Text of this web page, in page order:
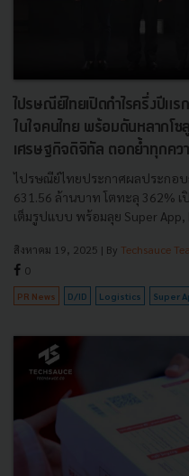
ไปรษณีย์ไทยเปิดกำไรครึ่งปีแ
ในใจคนไทย พร้อมดันหลากโ
เศรษฐกิจดิจิทัล ตอกย้ำทุกควา
ไปรษณีย์ไทยประกาศผลประกอบ
631.56 ล้านบาท โตทะลุ 362%
เต็มรูปแบบ พร้อมลุย Super App,
สิงหาคม 19, 2025 | By Techsauce
0
PR News D/ID Logistics Super